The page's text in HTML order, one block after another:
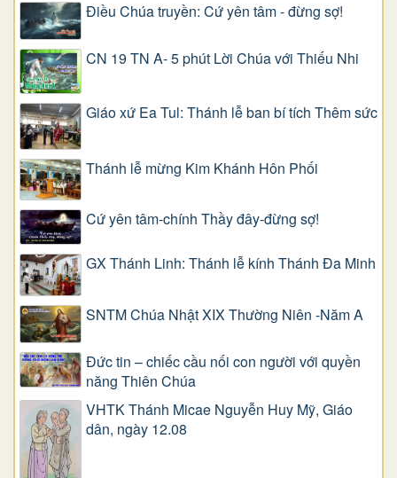
Điều Chúa truyền: Cứ yên tâm - đừng sợ!
CN 19 TN A- 5 phút Lời Chúa với Thiếu Nhi
Giáo xứ Ea Tul: Thánh lễ ban bí tích Thêm sức
Thánh lễ mừng Kim Khánh Hôn Phối
Cứ yên tâm-chính Thầy đây-đừng sợ!
GX Thánh Linh: Thánh lễ kính Thánh Đa Minh
SNTM Chúa Nhật XIX Thường Niên -Năm A
Đức tin – chiếc cầu nối con người với quyền
năng Thiên Chúa
VHTK Thánh Micae Nguyễn Huy Mỹ, Giáo
dân, ngày 12.08